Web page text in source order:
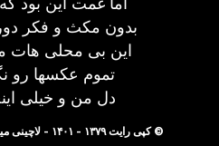
بدون مکث و فکر
این بی محلی هات
تموم عکسها رو
دل من و خیلی
© کپی رایت ۱۳۷۹ - ۱۴۰۱ - لاچینی میدیا - کلیه حقوق محفوظ است